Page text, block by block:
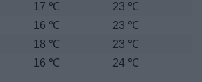
17 ℃
23 ℃
16 ℃
23 ℃
18 ℃
23 ℃
16 ℃ 24 ℃